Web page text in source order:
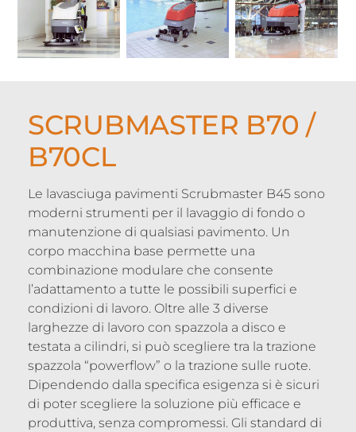
SCRUBMASTER B70 /
B70CL
Le lavasciuga pavimenti Scrubmaster B45 sono
moderni strumenti per il lavaggio di fondo o
manutenzione di qualsiasi pavimento. Un
corpo macchina base permette una
combinazione modulare che consente
l’adattamento a tutte le possibili superfici e
condizioni di lavoro. Oltre alle 3 diverse
larghezze di lavoro con spazzola a disco e
testata a cilindri, si può scegliere tra la trazione
spazzola “powerflow” o la trazione sulle ruote.
Dipendendo dalla specifica esigenza si è sicuri
di poter scegliere la soluzione più efficace e
produttiva, senza compromessi. Gli standard di